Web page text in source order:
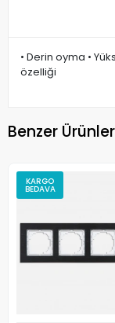
• Derin oyma •
özelliği
Benzer Ürünler
KARGO
BEDAVA